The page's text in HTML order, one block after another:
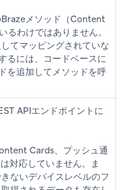
メソッド（Content
るわけではありません。
てマッピングされていな
るには、コードベースに
を追加してメソッドを呼
APIエンドポイントに
Cards、プッシュ通
対応していません。ま
ないデバイスレベルのフ